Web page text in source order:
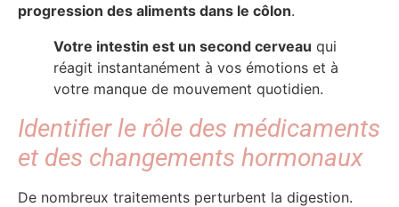
progression des aliments dans le côlon.
Votre intestin est un second cerveau qui
réagit instantanément à vos émotions et à
votre manque de mouvement quotidien.
Identifier le rôle des médicaments
et des changements hormonaux
De nombreux traitements perturbent la digestion.